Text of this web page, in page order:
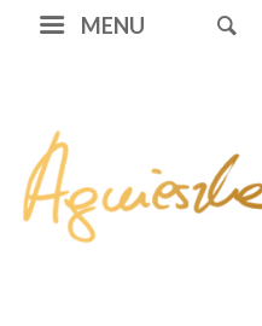
MENU